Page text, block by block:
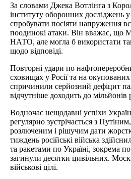
За словами Джека Вотлінга з
інституту оборонних досліджень
спробувати посіяти напруження
поодинокі атаки. Він вважає, що
НАТО, але могла б використати
щодо відповіді.
Повторні удари по
сховищах у Росії та на
спричинили серйозний дефіцит
відчутніше доходить до мільйонів
Водночас нещодавні успіхи
регулярно зустрічається з
розлюченим і рішучим дати
тиждень російські війська
та ракетами по Україні, зокрема
загинули десятки цивільних.
військові цілі.